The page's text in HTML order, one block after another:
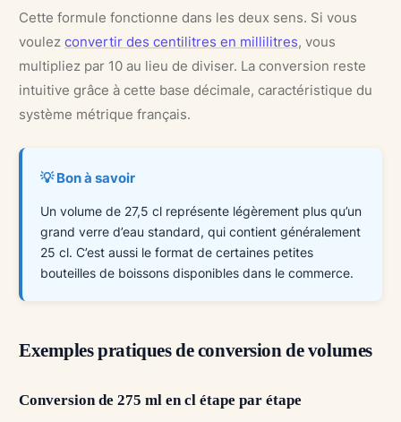
Cette formule fonctionne dans les deux sens. Si vous
voulez convertir des centilitres en millilitres, vous
multipliez par 10 au lieu de diviser. La conversion reste
intuitive grâce à cette base décimale, caractéristique du
système métrique français.
💡 Bon à savoir
Un volume de 27,5 cl représente légèrement plus qu’un
grand verre d’eau standard, qui contient généralement
25 cl. C’est aussi le format de certaines petites
bouteilles de boissons disponibles dans le commerce.
Exemples pratiques de conversion de volumes
Conversion de 275 ml en cl étape par étape